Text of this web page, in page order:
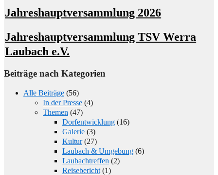
Jahreshauptversammlung 2026
Jahreshauptversammlung TSV Werra
Laubach e.V.
Beiträge nach Kategorien
Alle Beiträge (56)
In der Presse (4)
Themen (47)
Dorfentwicklung (16)
Galerie (3)
Kultur(27)
Laubach & Umgebung (6)
Laubachtreffen (2)
Reisebericht (1)